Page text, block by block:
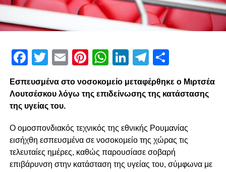
Facebook
Twitter
EmailPinterest
WhatsApp
LinkedInTelegram
Εσπευσμένα στο νοσοκομείο μεταφέρθηκε ο Μιρτσέα
Λουτσέσκου λόγω της επιδείνωσης της κατάστασης
της υγείας του.
Ο ομοσπονδιακός τεχνικός της εθνικής Ρουμανίας
εισήχθη εσπευσμένα σε νοσοκομείο της χώρας τις
τελευταίες ημέρες, καθώς παρουσίασε σοβαρή
επιβάρυνση στην κατάσταση της υγείας του, σύμφωνα με